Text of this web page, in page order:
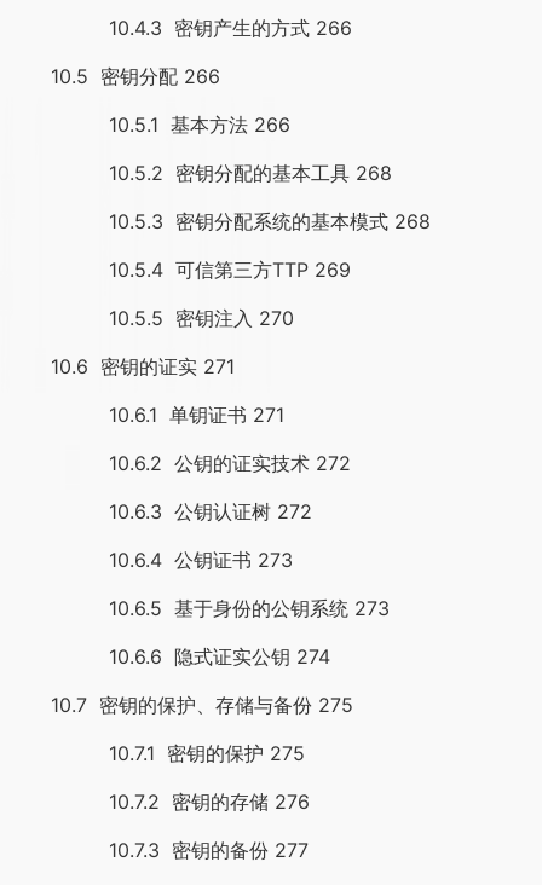
10.4.3 密钥产生的方式 266
10.5 密钥分配 266
10.5.1 基本方法 266
10.5.2 密钥分配的基本工具 268
10.5.3 密钥分配系统的基本模式 268
10.5.4 可信第三方TTP 269
10.5.5 密钥注入 270
10.6 密钥的证实 271
10.6.1 单钥证书 271
10.6.2 公钥的证实技术 272
10.6.3 公钥认证树 272
10.6.4 公钥证书 273
10.6.5 基于身份的公钥系统 273
10.6.6 隐式证实公钥 274
10.7 密钥的保护、存储与备份 275
10.7.1 密钥的保护 275
10.7.2 密钥的存储 276
10.7.3 密钥的备份 277